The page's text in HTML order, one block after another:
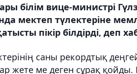
білім вице-министрі
мектеп түлектеріне
пікір білдірді, деп
саны рекордтық
жете ме деген сұрақ